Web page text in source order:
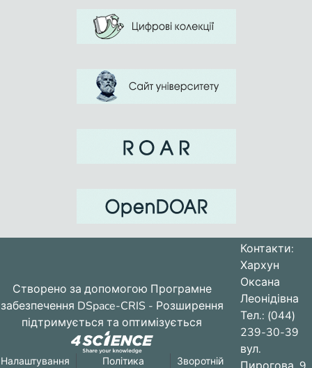
Створено за допомогою Програмне
забезпечення DSpace-CRIS - Розширення
підтримується та оптимізується
Налаштування Політика Зворотній
Контакти:
Хархун
Оксана
Леонідівна
Тел.: (044)
239-30-39
вул.